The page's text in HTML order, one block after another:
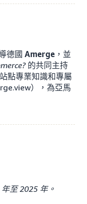
德國 Amerge ，並
的共同主持
點專業知識和專屬
），為亞馬
至 2025 年。